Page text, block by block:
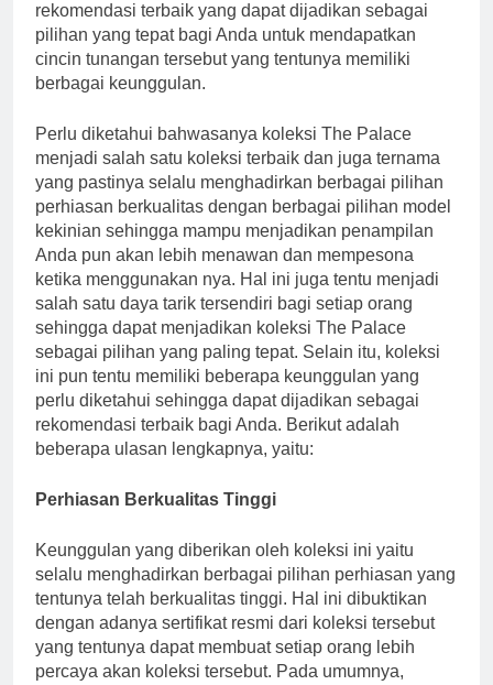
rekomendasi terbaik yang dapat dijadikan sebagai
pilihan yang tepat bagi Anda untuk mendapatkan
cincin tunangan tersebut yang tentunya memiliki
berbagai keunggulan.
Perlu diketahui bahwasanya koleksi The Palace
menjadi salah satu koleksi terbaik dan juga ternama
yang pastinya selalu menghadirkan berbagai pilihan
perhiasan berkualitas dengan berbagai pilihan model
kekinian sehingga mampu menjadikan penampilan
Anda pun akan lebih menawan dan mempesona
ketika menggunakan nya. Hal ini juga tentu menjadi
salah satu daya tarik tersendiri bagi setiap orang
sehingga dapat menjadikan koleksi The Palace
sebagai pilihan yang paling tepat. Selain itu, koleksi
ini pun tentu memiliki beberapa keunggulan yang
perlu diketahui sehingga dapat dijadikan sebagai
rekomendasi terbaik bagi Anda. Berikut adalah
beberapa ulasan lengkapnya, yaitu:
Perhiasan Berkualitas Tinggi
Keunggulan yang diberikan oleh koleksi ini yaitu
selalu menghadirkan berbagai pilihan perhiasan yang
tentunya telah berkualitas tinggi. Hal ini dibuktikan
dengan adanya sertifikat resmi dari koleksi tersebut
yang tentunya dapat membuat setiap orang lebih
percaya akan koleksi tersebut. Pada umumnya,